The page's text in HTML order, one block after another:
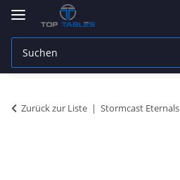
Zurück zur Liste Stormcast Eternals